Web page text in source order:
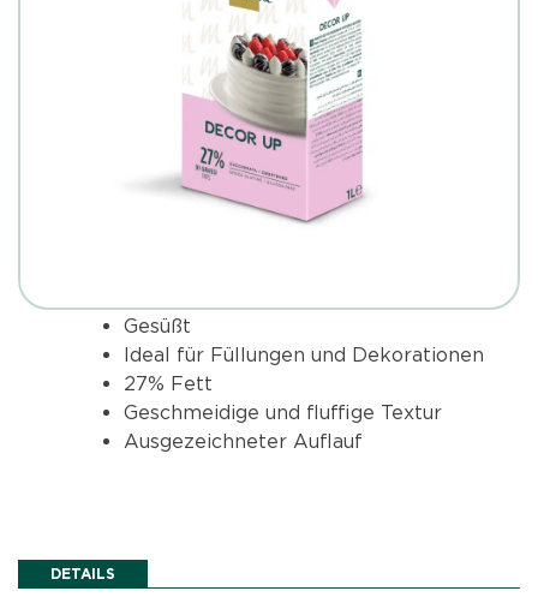
Gesüßt
Ideal für Füllungen und Dekorationen
27% Fett
Geschmeidige und fluffige Textur
Ausgezeichneter Auflauf
DETAILS